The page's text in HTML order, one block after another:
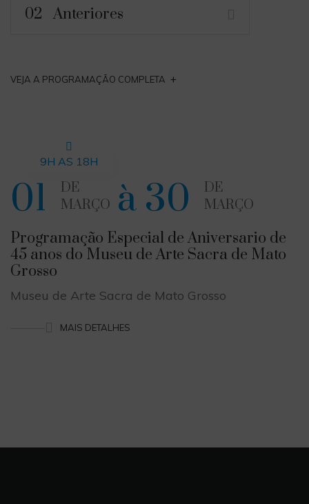
02 Anteriores
VEJA A PROGRAMAÇÃO COMPLETA +
9H AS 18H
01
DE
MARÇO à 30
DE
MARÇO
Programação Especial de Aniversario de
45 anos do Museu de Arte Sacra de Mato
Grosso
Museu de Arte Sacra de Mato Grosso
MAIS DETALHES